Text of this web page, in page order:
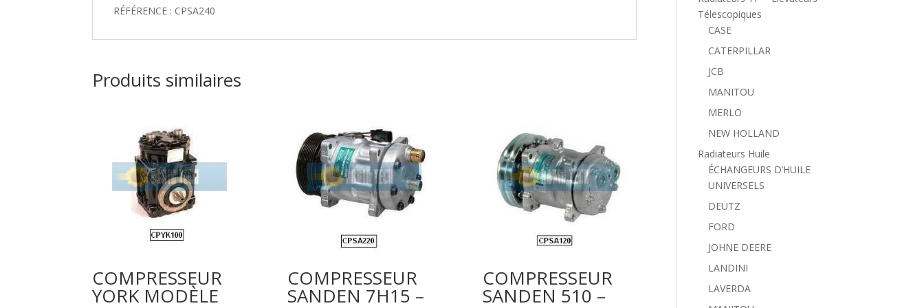
RÉFÉRENCE : CPSA240
Produits similaires
COMPRESSEUR
YORK MODÈLE
COMPRESSEUR
SANDEN 7H15 –
COMPRESSEUR
SANDEN 510 –
Télescopiques
CASE
CATERPILLAR
JCB
MANITOU
MERLO
NEW HOLLAND
Radiateurs Huile
ÉCHANGEURS D’HUILE
UNIVERSELS
DEUTZ
FORD
JOHNE DEERE
LANDINI
LAVERDA